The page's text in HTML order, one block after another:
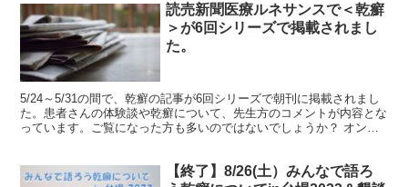
読売新聞医療ルネサンスで＜乾癬
＞が6回シリーズで掲載されまし
た。
5/24～5/31の間で、乾癬の記事が6回シリーズで朝刊に掲載されまし
た。患者さんの体験談や乾癬について、先生方のコメントが内容とな
っています。ご覧になった方も多いのではないでしょうか？ オンラ
【終了】8/26(土）みんなで語ろ